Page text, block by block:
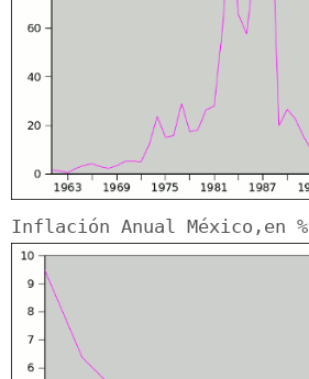
Inflación Anual México,en %